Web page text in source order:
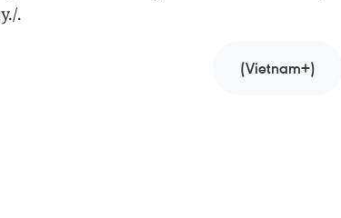
.
(Vietnam+)